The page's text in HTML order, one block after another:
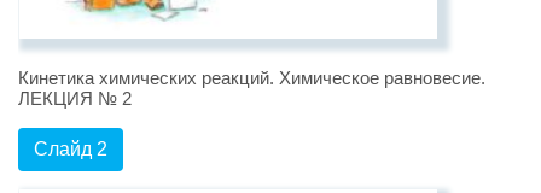
Кинетика химических реакций. Химическое равновесие.
ЛЕКЦИЯ № 2
Слайд 2